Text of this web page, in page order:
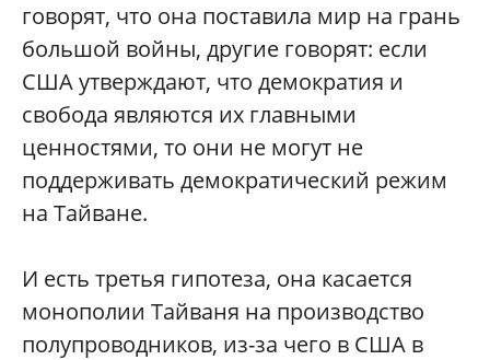
говорят, что она поставила мир на грань
большой войны, другие говорят: если
США утверждают, что демократия и
свобода являются их главными
ценностями, то они не могут не
поддерживать демократический режим
на Тайване.
И есть третья гипотеза, она касается
монополии Тайваня на производство
полупроводников, из-за чего в США в